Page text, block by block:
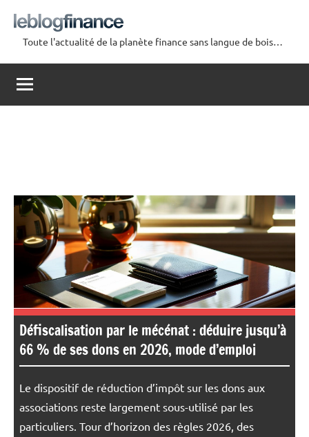
contenu
Le
Blog
Finance
Toute l'actualité de la planète finance sans langue de bois…
Défiscalisation par le mécénat : déduire jusqu’à
66 % de ses dons en 2026, mode d’emploi
Le dispositif de réduction d’impôt sur les dons aux
associations reste largement sous-utilisé par les
particuliers. Tour d’horizon des règles 2026, des